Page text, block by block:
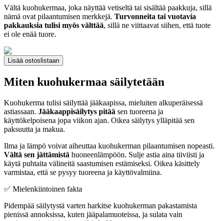
Vältä kuohukermaa, joka näyttää vetiseltä tai sisältää paakkuja, sillä
nämä ovat pilaantumisen merkkejä. Turvonneita tai vuotavia
pakkauksia tulisi myös välttää, sillä ne viittaavat siihen, että tuote
ei ole enää tuore.
Lisää ostoslistaan
Miten kuohukermaa säilytetään
Kuohukerma tulisi säilyttää jääkaapissa, mieluiten alkuperäisessä
astiassaan. Jääkaappisäilytys pitää sen tuoreena ja
käyttökelpoisena jopa viikon ajan. Oikea säilytys ylläpitää sen
paksuutta ja makua.
Ilma ja lämpö voivat aiheuttaa kuohukerman pilaantumisen nopeasti.
Vältä sen jättämistä huoneenlämpöön. Sulje astia aina tiiviisti ja
käytä puhtaita välineitä saastumisen estämiseksi. Oikea käsittely
varmistaa, että se pysyy tuoreena ja käyttövalmiina.
✅ Mielenkiintoinen fakta
Pidempää säilytystä varten harkitse kuohukerman pakastamista
pienissä annoksissa, kuten jääpalamuoteissa, ja sulata vain